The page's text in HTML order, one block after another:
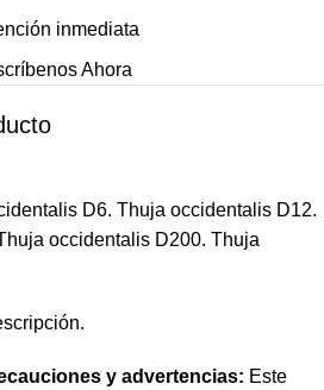
inmediata
Ahora
D6. Thuja occidentalis D12.
occidentalis D200. Thuja
y advertencias: Este